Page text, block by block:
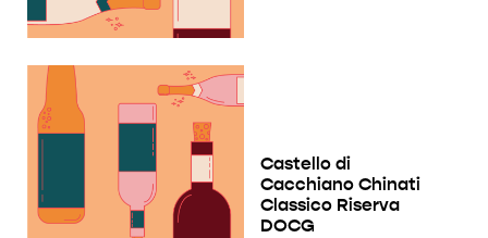
Castello di
Cacchiano Chinati
Classico Riserva
DOCG